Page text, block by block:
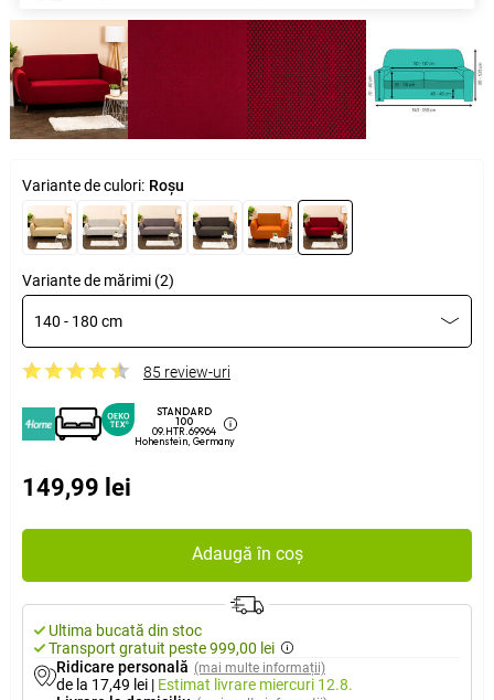
Variante de culori: Roșu
Variante de mărimi (2)
140 - 180 cm
85 review-uri
STANDARD
100
09.HTR.69964
Hohenstein, Germany
149,99 lei
Adaugă în coș
Ultima bucată din stoc
Transport gratuit peste 999,00 lei
Ridicare personală (mai multe informații)
de la 17,49 lei | Estimat livrare miercuri 12.8.